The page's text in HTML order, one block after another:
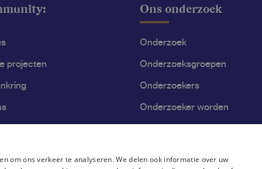
projecten
Ons onderzoek
Onderzoek
Onderzoeksgroepen
Onderzoekers
Onderzoeker worden
om ons verkeer te analyseren. We delen ook informatie over uw